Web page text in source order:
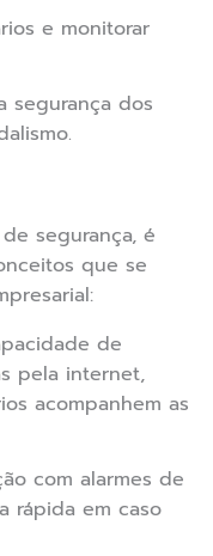
e monitorar
segurança dos
segurança, é
que se
de
pela internet,
acompanhem as
com alarmes de
rápida em caso